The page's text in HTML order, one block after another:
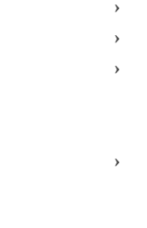
›
›
›
›